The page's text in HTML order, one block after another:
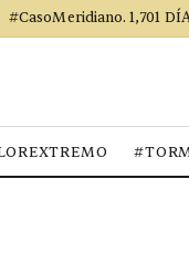
#CasoMeridiano. 1,701